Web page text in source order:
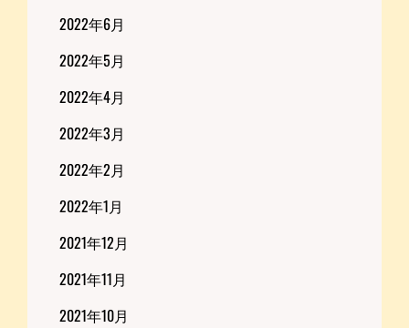
2022年6月
2022年5月
2022年4月
2022年3月
2022年2月
2022年1月
2021年12月
2021年11月
2021年10月